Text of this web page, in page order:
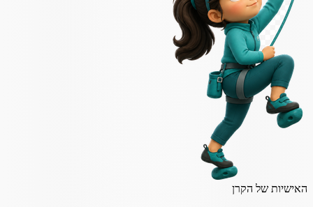
האישיות של הקרן